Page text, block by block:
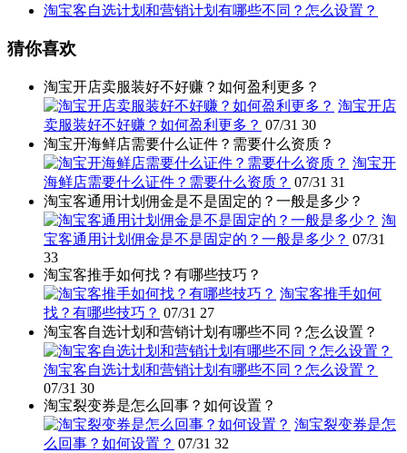
淘宝客自选计划和营销计划有哪些不同？怎么设置？
猜你喜欢
淘宝开店卖服装好不好赚？如何盈利更多？
淘宝开店
卖服装好不好赚？如何盈利更多？ 07/31 30
淘宝开海鲜店需要什么证件？需要什么资质？
淘宝开
海鲜店需要什么证件？需要什么资质？ 07/31 31
淘宝客通用计划佣金是不是固定的？一般是多少？
淘
宝客通用计划佣金是不是固定的？一般是多少？ 07/31
33
淘宝客推手如何找？有哪些技巧？
淘宝客推手如何
找？有哪些技巧？ 07/31 27
淘宝客自选计划和营销计划有哪些不同？怎么设置？
淘宝客自选计划和营销计划有哪些不同？怎么设置？
07/31 30
淘宝裂变券是怎么回事？如何设置？
淘宝裂变券是怎
么回事？如何设置？ 07/31 32